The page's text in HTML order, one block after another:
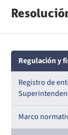
Regulación y
Registro de
Registro de
Marco